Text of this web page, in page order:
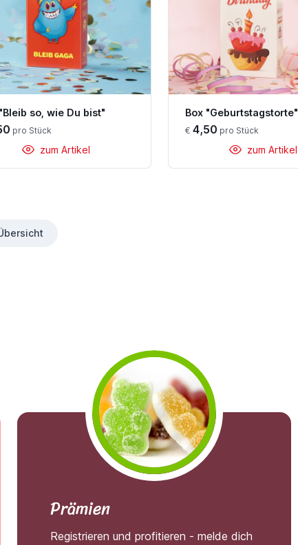
so, wie Du bist"
pro Stück
zum Artikel
Box "Geburtstagstorte"
€ 4,50 pro Stück
zum Artikel
Prämien
Registrieren und profitieren - melde dich